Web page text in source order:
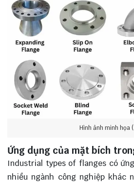
Hình ảnh minh họa
Ứng dụng của mặt bích
Industrial types of flanges có
nhiều ngành công nghiệp khác